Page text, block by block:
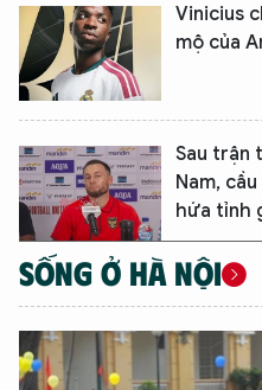
Vinicius
mộ của
Sau trận
Nam,
hứa tỉnh
SỐNG Ở HÀ NỘI